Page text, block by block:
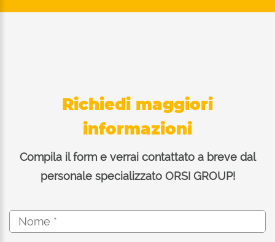
Richiedi maggiori
informazioni
Compila il form e verrai contattato a breve dal
personale specializzato ORSI GROUP!